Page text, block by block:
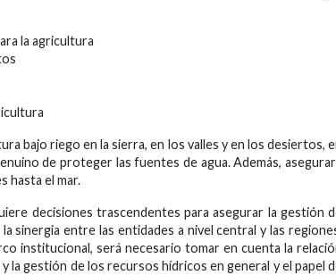
la agricultura
bajo riego en la sierra, en los valles y en los desiertos,
de proteger las fuentes de agua. Además,
hasta el mar.
decisiones trascendentes para asegurar la gestión
sinergia entre las entidades a nivel central y las
institucional, será necesario tomar en cuenta la
gestión de los recursos hídricos en general y el papel